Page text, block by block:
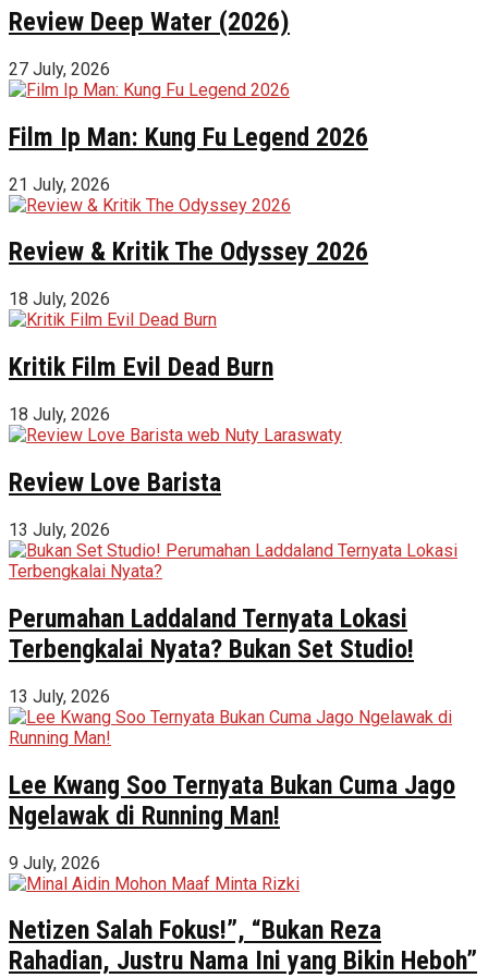
Review Deep Water (2026)
27 July, 2026
Film Ip Man: Kung Fu Legend 2026
21 July, 2026
Review & Kritik The Odyssey 2026
18 July, 2026
Kritik Film Evil Dead Burn
18 July, 2026
Review Love Barista
13 July, 2026
Perumahan Laddaland Ternyata Lokasi
Terbengkalai Nyata? Bukan Set Studio!
13 July, 2026
Lee Kwang Soo Ternyata Bukan Cuma Jago
Ngelawak di Running Man!
9 July, 2026
Netizen Salah Fokus!”, “Bukan Reza
Rahadian, Justru Nama Ini yang Bikin Heboh”